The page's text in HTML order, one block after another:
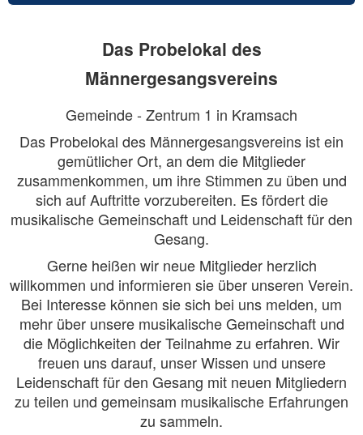
Das Probelokal des
Männergesangsvereins
Gemeinde - Zentrum 1 in Kramsach
Das Probelokal des Männergesangsvereins ist ein
gemütlicher Ort, an dem die Mitglieder
zusammenkommen, um ihre Stimmen zu üben und
sich auf Auftritte vorzubereiten. Es fördert die
musikalische Gemeinschaft und Leidenschaft für den
Gesang.
Gerne heißen wir neue Mitglieder herzlich
willkommen und informieren sie über unseren Verein.
Bei Interesse können sie sich bei uns melden, um
mehr über unsere musikalische Gemeinschaft und
die Möglichkeiten der Teilnahme zu erfahren. Wir
freuen uns darauf, unser Wissen und unsere
Leidenschaft für den Gesang mit neuen Mitgliedern
zu teilen und gemeinsam musikalische Erfahrungen
zu sammeln.